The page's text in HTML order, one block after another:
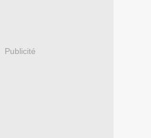
Publicité